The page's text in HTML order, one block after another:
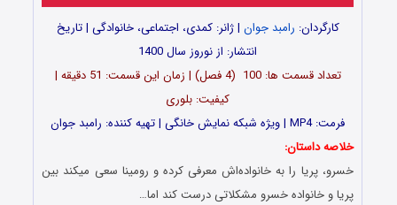
کارگردان: رامبد جوان | ژانر: کمدی، اجتماعی، خانوادگی | تاریخ
انتشار: از نوروز سال 1400
تعداد قسمت ها: 100 (4 فصل) | زمان این قسمت: 51 دقیقه |
کیفیت: بلوری
فرمت: MP4 | ویژه شبکه نمایش خانگی | تهیه کننده: رامبد جوان
خلاصه داستان:
خسرو، پریا را به خانواده‌اش معرفی کرده و رومینا سعی میکند بین
پریا و خانواده خسرو مشکلاتی درست کند اما…